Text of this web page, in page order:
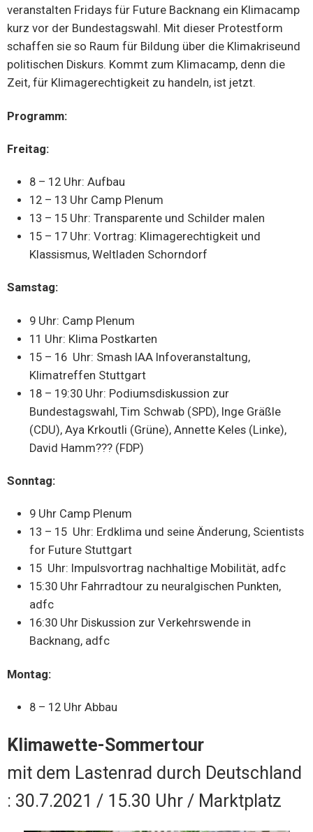
veranstalten Fridays für Future Backnang ein Klimacamp
kurz vor der Bundestagswahl. Mit dieser Protestform
schaffen sie so Raum für Bildung über die Klimakriseund
politischen Diskurs. Kommt zum Klimacamp, denn die
Zeit, für Klimagerechtigkeit zu handeln, ist jetzt.
Programm:
Freitag:
8 – 12 Uhr: Aufbau
12 – 13 Uhr Camp Plenum
13 – 15 Uhr: Transparente und Schilder malen
15 – 17 Uhr: Vortrag: Klimagerechtigkeit und
Klassismus, Weltladen Schorndorf
Samstag:
9 Uhr: Camp Plenum
11 Uhr: Klima Postkarten
15 – 16 Uhr: Smash IAA Infoveranstaltung,
Klimatreffen Stuttgart
18 – 19:30 Uhr: Podiumsdiskussion zur
Bundestagswahl, Tim Schwab (SPD), Inge Gräßle
(CDU), Aya Krkoutli (Grüne), Annette Keles (Linke),
David Hamm??? (FDP)
Sonntag:
9 Uhr Camp Plenum
13 – 15 Uhr: Erdklima und seine Änderung, Scientists
for Future Stuttgart
15 Uhr: Impulsvortrag nachhaltige Mobilität, adfc
15:30 Uhr Fahrradtour zu neuralgischen Punkten,
adfc
16:30 Uhr Diskussion zur Verkehrswende in
Backnang, adfc
Montag:
8 – 12 Uhr Abbau
Klimawette-Sommertour
mit dem Lastenrad durch Deutschland
: 30.7.2021 / 15.30 Uhr / Marktplatz